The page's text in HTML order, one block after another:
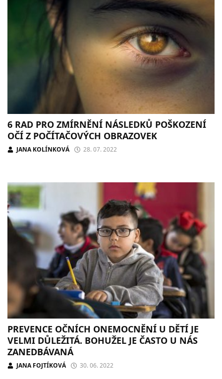
6 RAD PRO ZMÍRNĚNÍ NÁSLEDKŮ POŠKOZENÍ
OČÍ Z POČÍTAČOVÝCH OBRAZOVEK
JANA KOLÍNKOVÁ 28. 07. 2022
PREVENCE OČNÍCH ONEMOCNĚNÍ U DĚTÍ JE
VELMI DŮLEŽITÁ. BOHUŽEL JE ČASTO U NÁS
ZANEDBÁVANÁ
JANA FOJTÍKOVÁ 30. 06. 2022